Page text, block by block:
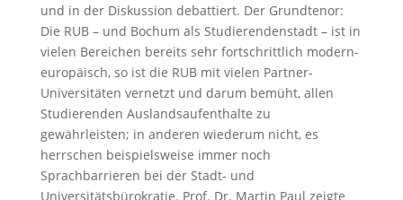
und in der Diskussion debattiert. Der Grundtenor:
Die RUB – und Bochum als Studierendenstadt – ist in
vielen Bereichen bereits sehr fortschrittlich modern-
europäisch, so ist die RUB mit vielen Partner-
Universitäten vernetzt und darum bemüht, allen
Studierenden Auslandsaufenthalte zu
gewährleisten; in anderen wiederum nicht, es
herrschen beispielsweise immer noch
Sprachbarrieren bei der Stadt- und
Universitätsbürokratie. Prof. Dr. Martin Paul zeigte